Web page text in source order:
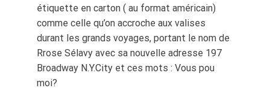
étiquette en carton ( au format américain)
comme celle qu’on accroche aux valises
durant les grands voyages, portant le nom de
Rrose Sélavy avec sa nouvelle adresse 197
Broadway N.Y.City et ces mots : Vous pou
moi?